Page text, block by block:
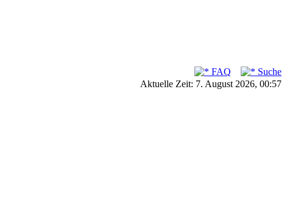
FAQ
Suche
Aktuelle Zeit: 7. August 2026, 00:57